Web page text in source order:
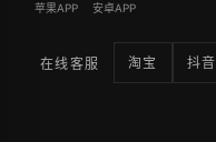
苹果APP 安卓APP
在线客服 淘宝 抖音